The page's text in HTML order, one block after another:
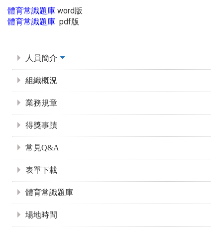
體育常識題庫 word版
體育常識題庫 pdf版
人員簡介
組織概況
業務規章
得獎事蹟
常見Q&A
表單下載
體育常識題庫
場地時間